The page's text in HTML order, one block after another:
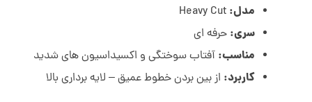
مدل:
سری: حرفه ای
مناسب: آفتاب سوختگی و اکسیداسیون های شدید
کاربرد: از بین بردن خطوط عمیق – لایه برداری بالا